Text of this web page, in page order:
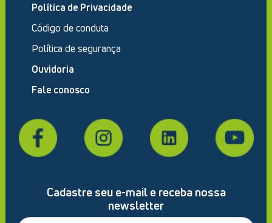
Política de Privacidade
Código de conduta
Política de segurança
Ouvidoria
Fale conosco
Cadastre seu e-mail e receba nossa
newsletter